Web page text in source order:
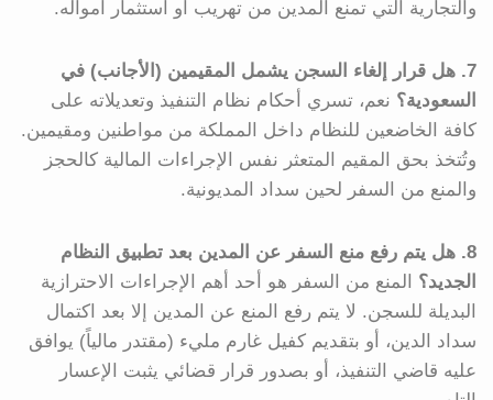
والتجارية التي تمنع المدين من تهريب أو استثمار أمواله.
7. هل قرار إلغاء السجن يشمل المقيمين (الأجانب) في
السعودية؟ نعم، تسري أحكام نظام التنفيذ وتعديلاته على
كافة الخاضعين للنظام داخل المملكة من مواطنين ومقيمين.
وتُتخذ بحق المقيم المتعثر نفس الإجراءات المالية كالحجز
والمنع من السفر لحين سداد المديونية.
8. هل يتم رفع منع السفر عن المدين بعد تطبيق النظام
الجديد؟ المنع من السفر هو أحد أهم الإجراءات الاحترازية
البديلة للسجن. لا يتم رفع المنع عن المدين إلا بعد اكتمال
سداد الدين، أو بتقديم كفيل غارم مليء (مقتدر مالياً) يوافق
عليه قاضي التنفيذ، أو بصدور قرار قضائي يثبت الإعسار